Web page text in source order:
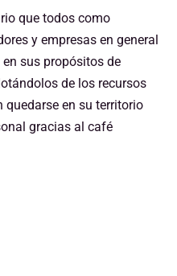
que todos como
y empresas en general
sus propósitos de
de los recursos
quedarse en su territorio
gracias al café